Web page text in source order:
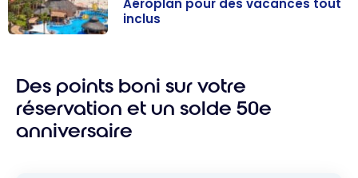
points
Aéroplan pour
des vacances
Aéroplan pour des vacances tout
inclus
Des points boni sur votre
réservation et un solde 50e
anniversaire